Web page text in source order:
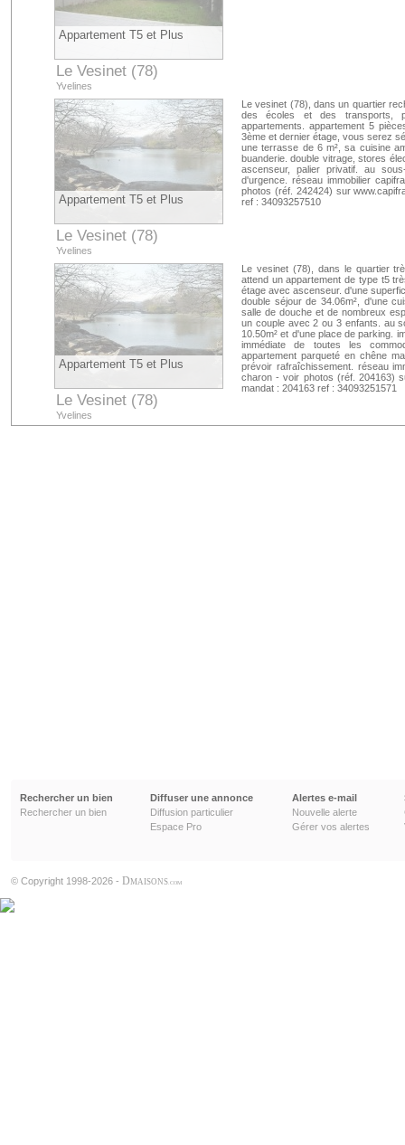
Appartement T5 et Plus
Le Vesinet (78)
Yvelines
Appartement T5 et Plus
Le Vesinet (78)
Yvelines
Le vesinet (78), dans un quartier
des écoles et des transports,
appartements. appartement 5
3ème et dernier étage, vous serez
une terrasse de 6 m², sa cuisine
buanderie. double vitrage, stores
ascenseur, palier privatif. au
d'urgence. réseau immobilier
photos (réf. 242424) sur
ref : 34093257510
Appartement T5 et Plus
Le Vesinet (78)
Yvelines
Le vesinet (78), dans le quartier
attend un appartement de type t5
étage avec ascenseur. d'une
double séjour de 34.06m², d'une
salle de douche et de nombreux
un couple avec 2 ou 3 enfants. au
10.50m² et d'une place de parking.
immédiate de toutes les
appartement parqueté en chêne
prévoir rafraîchissement. réseau
charon - voir photos (réf. 204163)
mandat : 204163 ref : 34093251571
Rechercher un bien
Rechercher un bien
Diffuser une annonce
Diffusion particulier
Espace Pro
Alertes e-mail
Nouvelle alerte
Gérer vos alertes
© Copyright 1998-2026 - DMAISONS .COM